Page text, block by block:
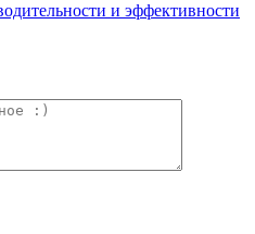
и эффективности